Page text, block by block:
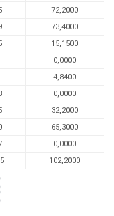
72,2000
73,4000
15,1500
0,0000
4,8400
0,0000
32,2000
65,3000
0,0000
102,2000